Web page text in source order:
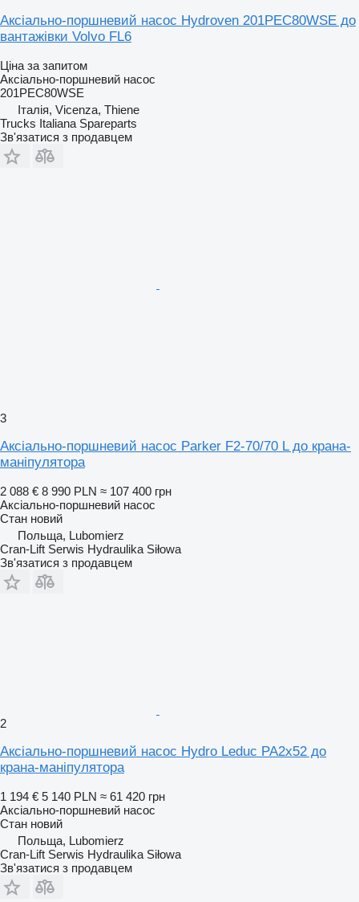
Аксіально-поршневий насос Hydroven 201PEC80WSE до
вантажівки Volvo FL6
Ціна за запитом
Аксіально-поршневий насос
201PEC80WSE
Італія, Vicenza, Thiene
Trucks Italiana Spareparts
Зв'язатися з продавцем
3
Аксіально-поршневий насос Parker F2-70/70 L до крана-
маніпулятора
2 088 € 8 990 PLN ≈ 107 400 грн
Аксіально-поршневий насос
Стан новий
Польща, Lubomierz
Cran-Lift Serwis Hydraulika Siłowa
Зв'язатися з продавцем
2
Аксіально-поршневий насос Hydro Leduc PA2x52 до
крана-маніпулятора
1 194 € 5 140 PLN ≈ 61 420 грн
Аксіально-поршневий насос
Стан новий
Польща, Lubomierz
Cran-Lift Serwis Hydraulika Siłowa
Зв'язатися з продавцем